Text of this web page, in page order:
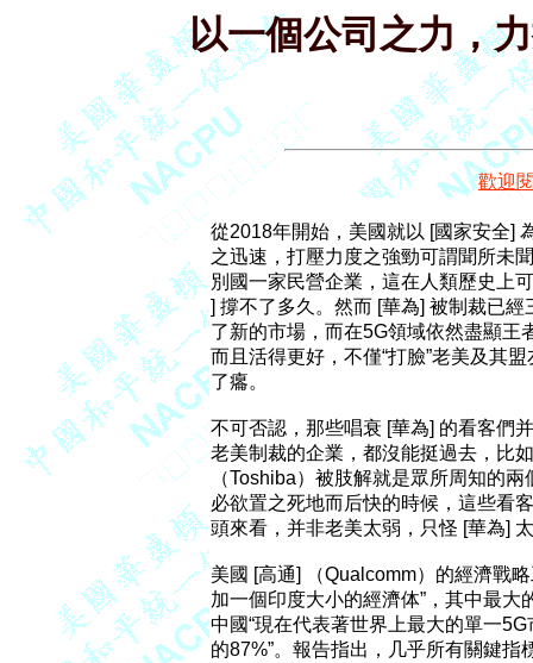
以一個公司之力，
歡迎
從2018年開始，美國就以 [國家安全]
之迅速，打壓力度之強勁可謂聞所未
別國一家民營企業，這在人類歷史上
] 撐不了多久。然而 [華為] 被制裁已
了新的市場，而在5G領域依然盡顯王
而且活得更好，不僅“打臉”老美及其
了癟。
不可否認，那些唱衰 [華為] 的看客們
老美制裁的企業，都沒能挺過去，比
（Toshiba）被肢解就是眾所周知的
必欲置之死地而后快的時候，這些看
頭來看，并非老美太弱，只怪 [華為]
美國 [高通] （Qualcomm）的經濟戰
加一個印度大小的經濟体”，其中最
中國“現在代表著世界上最大的單一
的87%”。報告指出，几乎所有關鍵